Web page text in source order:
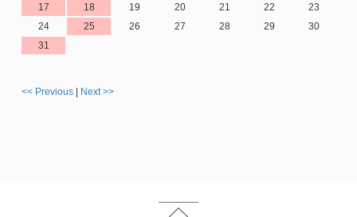
<< Previous | Next >>
17
18 19 20 21 22
23
24
25 26 27 28 29
30
31